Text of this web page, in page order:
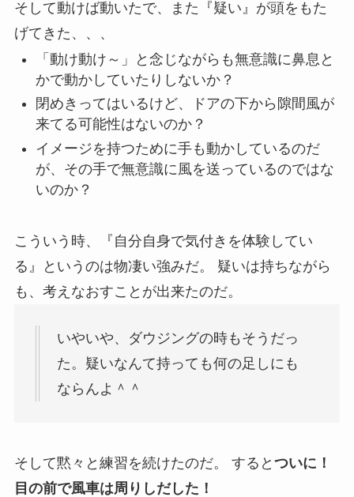
そして動けば動いたで、また『疑い』が頭をもた
げてきた、、、
「動け動け～」と念じながらも無意識に鼻息と
かで動かしていたりしないか？
閉めきってはいるけど、ドアの下から隙間風が
来てる可能性はないのか？
イメージを持つために手も動かしているのだ
が、その手で無意識に風を送っているのではな
いのか？
こういう時、『自分自身で気付きを体験してい
る』というのは物凄い強みだ。 疑いは持ちながら
も、考えなおすことが出来たのだ。
いやいや、ダウジングの時もそうだっ
た。疑いなんて持っても何の足しにも
ならんよ＾＾
そして黙々と練習を続けたのだ。 すると ついに！
目の前で風車は周りしだした！